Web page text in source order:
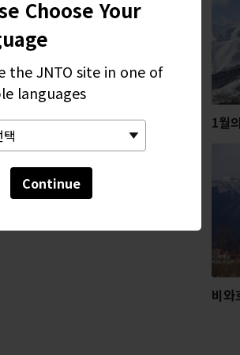
Choose Your
the JNTO site in one of
languages
Continue
1월
비와